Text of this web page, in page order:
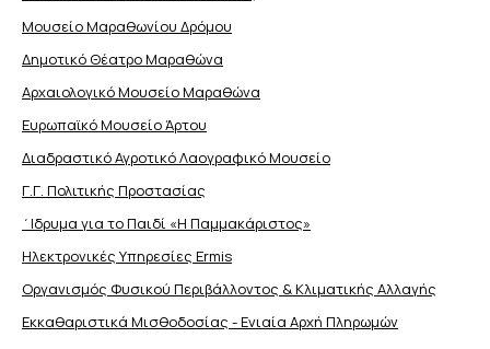
Μουσείο Μαραθωνίου Δρόμου
Δημοτικό Θέατρο Μαραθώνα
Αρχαιολογικό Μουσείο Μαραθώνα
Ευρωπαϊκό Μουσείο Άρτου
Διαδραστικό Αγροτικό Λαογραφικό Μουσείο
Γ.Γ. Πολιτικής Προστασίας
΄Ιδρυμα για το Παιδί «Η Παμμακάριστος»
Ηλεκτρονικές Υπηρεσίες Ermis
Οργανισμός Φυσικού Περιβάλλοντος & Κλιματικής Aλλαγής
Εκκαθαριστικά Μισθοδοσίας - Ενιαία Αρχή Πληρωμών